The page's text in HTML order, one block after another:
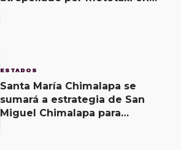
ESTADOS
Santa María Chimalapa se
sumará a estrategia de San
Miguel Chimalapa para